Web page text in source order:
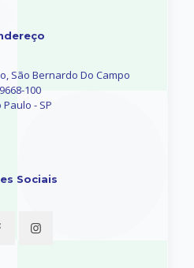
São Bernardo Do Campo
100
Paulo - SP
Sociais